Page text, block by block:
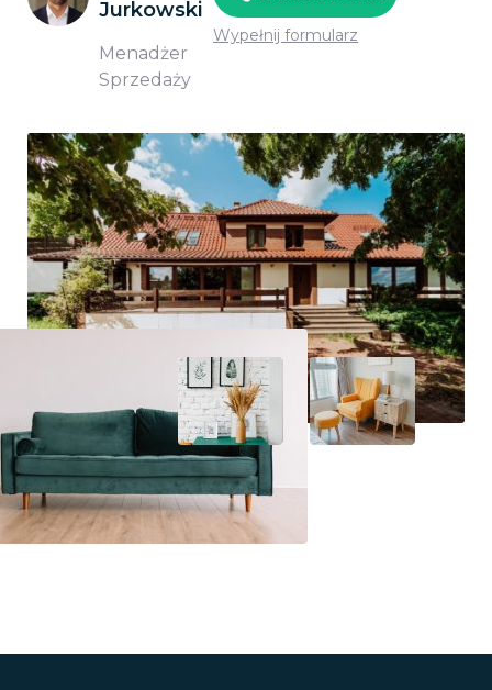
Jurkowski
Menadżer
Sprzedaży
Wypełnij formularz